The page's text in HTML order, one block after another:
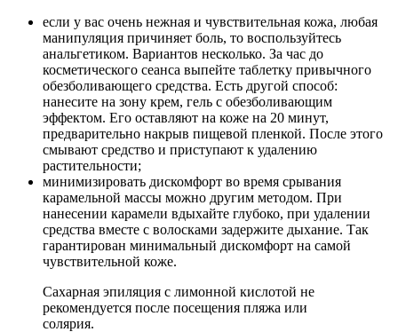
если у вас очень нежная и чувствительная кожа, любая
манипуляция причиняет боль, то воспользуйтесь
анальгетиком. Вариантов несколько. За час до
косметического сеанса выпейте таблетку привычного
обезболивающего средства. Есть другой способ:
нанесите на зону крем, гель с обезболивающим
эффектом. Его оставляют на коже на 20 минут,
предварительно накрыв пищевой пленкой. После этого
смывают средство и приступают к удалению
растительности;
минимизировать дискомфорт во время срывания
карамельной массы можно другим методом. При
нанесении карамели вдыхайте глубоко, при удалении
средства вместе с волосками задержите дыхание. Так
гарантирован минимальный дискомфорт на самой
чувствительной коже.
Сахарная эпиляция с лимонной кислотой не
рекомендуется после посещения пляжа или
солярия.